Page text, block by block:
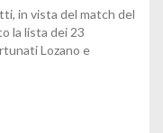
in vista del match del
la lista dei 23
Lozano e